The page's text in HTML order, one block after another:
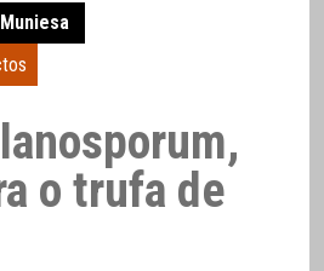
o trufa de